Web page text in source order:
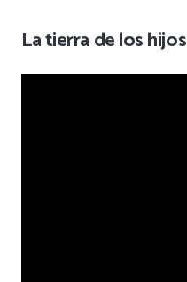
La tierra de los hijos